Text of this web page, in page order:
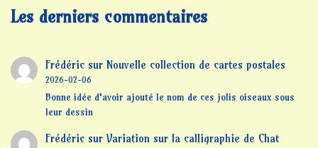
Les derniers commentaires
Frédéricsur Nouvelle collection de cartes postales
2026-02-06
Bonne idée d'avoir ajouté le nom de ces jolis oiseaux sous
leur dessin
Frédéricsur Variation sur la calligraphie de Chat